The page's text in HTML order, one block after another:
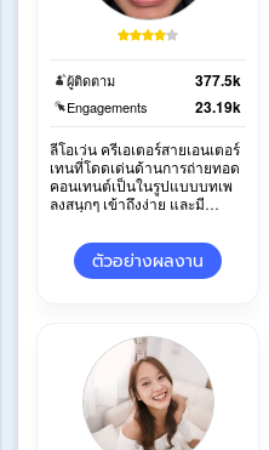
ผู้ติดตาม 377.5k
Engagements 23.19k
ลีโอเว่น ครีเอเตอร์สายเอนเตอร์
เทนที่โดดเด่นด้านการถ่ายทอด
คอนเทนต์เป็นในรูปแบบบทเพ
ลงสนุกๆ เข้าถึงง่าย และมี
ผสานการรีวิวสินค้า
ตัวอย่างผลงาน